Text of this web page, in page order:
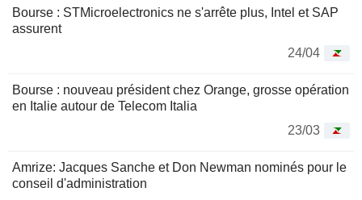
Bourse : STMicroelectronics ne s'arrête plus, Intel et SAP
assurent
24/04
Bourse : nouveau président chez Orange, grosse opération
en Italie autour de Telecom Italia
23/03
Amrize: Jacques Sanche et Don Newman nominés pour le
conseil d'administration